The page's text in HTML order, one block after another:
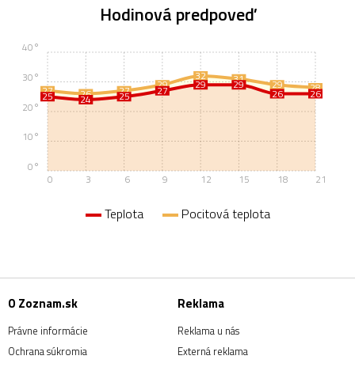
Hodinová predpoveď
27 26 27 29
32 31 29 28
25 24 25 27 29 29
26 26
0 3 6 9 12 15 18 21
0°
10°
20°
30°
40°
Teplota Pocitová teplota
O Zoznam.sk
Právne informácie
Ochrana súkromia
Reklama
Reklama u nás
Externá reklama